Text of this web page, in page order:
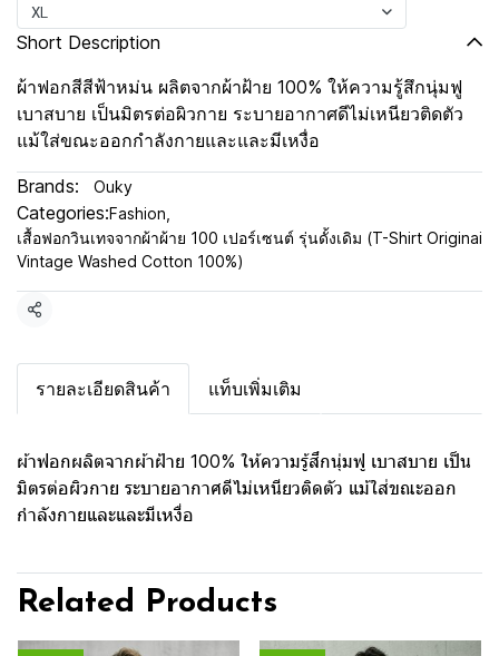
XL
Short Description
ผ้าฟอกสีสีฟ้าหม่น ผลิตจากผ้าฝ้าย 100% ให้ความรู้สึกนุ่มฟู
เบาสบาย เป็นมิตรต่อผิวกาย ระบายอากาศดีไม่เหนียวติดตัว
แม้ใส่ขณะออกกำลังกายและและมีเหงื่อ
Brands: Ouky
Categories:Fashion
เสื้อฟอกวินเทจจากผ้าผ้าย 100 เปอร์เซนต์ รุ่นดั้งเดิม (T-Shirt Originai
Vintage Washed Cotton 100%)
Share
รายละเอียดสินค้า แท็บเพิ่มเติม
ผ้าฟอกผลิตจากผ้าฝ้าย 100% ให้ความรู้สึกนุ่มฟู เบาสบาย เป็น
มิตรต่อผิวกาย ระบายอากาศดีไม่เหนียวติดตัว แม้ใส่ขณะออก
กำลังกายและและมีเหงื่อ
Related Products